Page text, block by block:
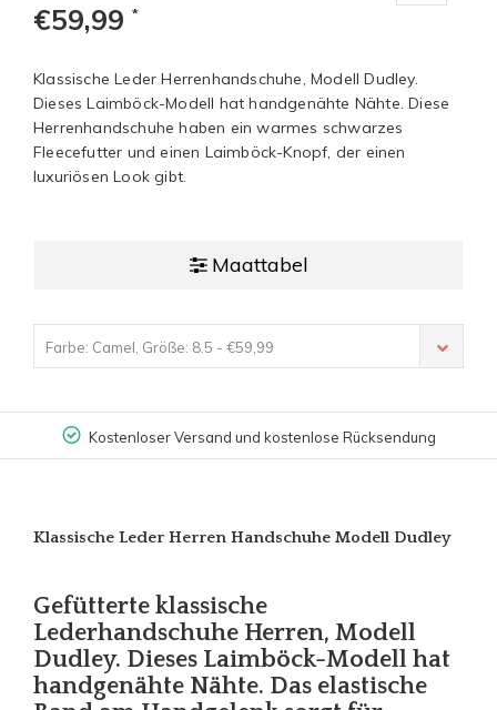
€59,99 *
Klassische Leder Herrenhandschuhe, Modell Dudley.
Dieses Laimböck-Modell hat handgenähte Nähte. Diese
Herrenhandschuhe haben ein warmes schwarzes
Fleecefutter und einen Laimböck-Knopf, der einen
luxuriösen Look gibt.
Maattabel
Farbe: Camel, Größe: 8.5 - €59,99
Kostenloser Versand und kostenlose Rücksendung
Klassische Leder Herren Handschuhe Modell Dudley
Gefütterte klassische
Lederhandschuhe Herren, Modell
Dudley. Dieses Laimböck-Modell hat
handgenähte Nähte. Das elastische